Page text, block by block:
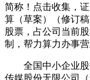
简称！点击收集，
算（草案）（修订
股票，占公司当前
制，帮力算力办事营
全国中小企业股
传媒股份无限公司